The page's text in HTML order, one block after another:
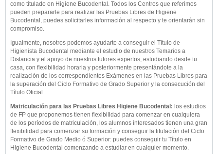
como titulado en Higiene Bucodental. Todos los Centros que referimos
pueden prepararte para realizar las Pruebas Libres de Higiene
Bucodental, puedes solicitarles información al respecto y te orientarán sin
compromiso.
Igualmente, nosotros podemos ayudarte a conseguir el Título de
Higienista Bucodental mediante el estudio de nuestros Temarios a
Distancia y el apoyo de nuestros tutores expertos, estudiando desde tu
casa, con flexibilidad horaria y posteriormente presentándote a la
realización de los correspondientes Exámenes en las Pruebas Libres para
la superación del Ciclo Formativo de Grado Superior y la consecución del
Título Oficial
Matriculación para las Pruebas Libres Higiene Bucodental : los estudios
de FP que proponemos tienen flexibilidad para comenzar en cualquiera
de los períodos de matriculación, los alumnos interesados tienen una gran
flexibilidad para comenzar su formación y conseguir la titulación del Ciclo
Formativo de Grado Medio ó Superior: puedes conseguir tu Título en
Higiene Bucodental comenzando a estudiar en cualquier momento.